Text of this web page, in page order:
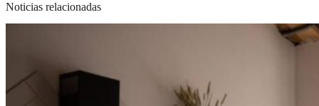
Noticias relacionadas